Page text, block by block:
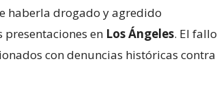
haberla drogado y agredido
en Los Ángeles. El fallo
con denuncias históricas contra